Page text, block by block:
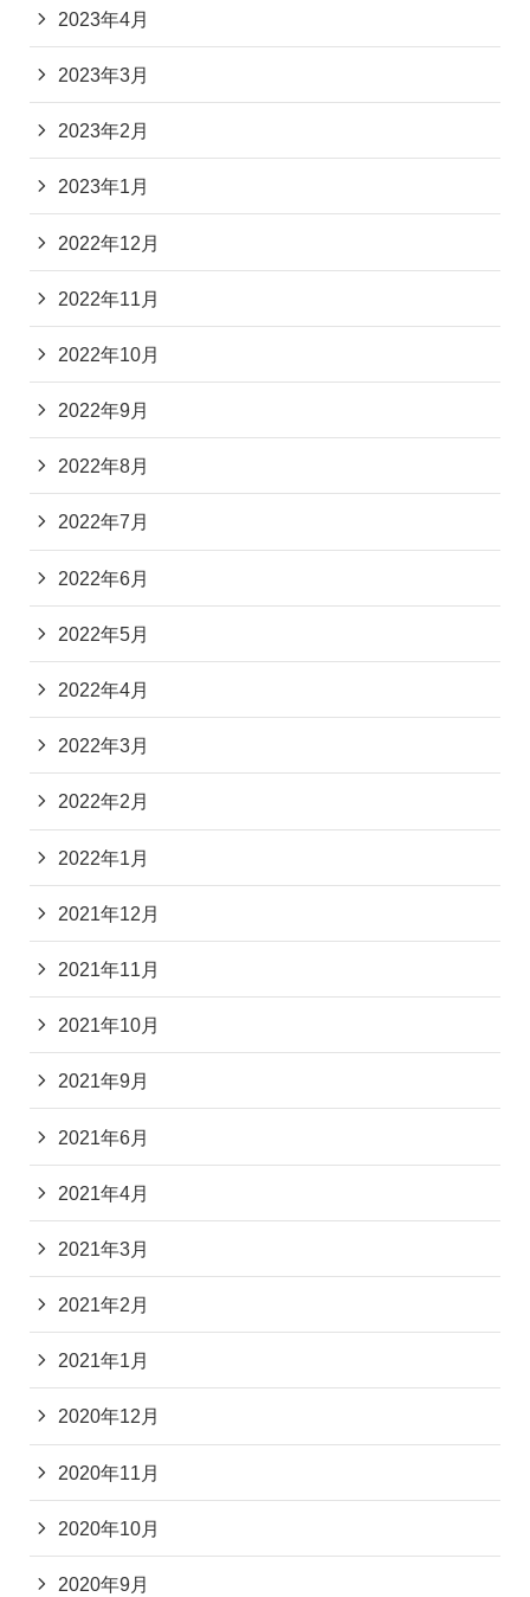
2023年4月
2023年3月
2023年2月
2023年1月
2022年12月
2022年11月
2022年10月
2022年9月
2022年8月
2022年7月
2022年6月
2022年5月
2022年4月
2022年3月
2022年2月
2022年1月
2021年12月
2021年11月
2021年10月
2021年9月
2021年6月
2021年4月
2021年3月
2021年2月
2021年1月
2020年12月
2020年11月
2020年10月
2020年9月